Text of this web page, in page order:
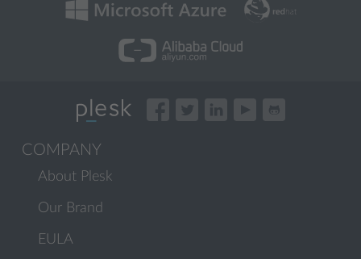
COMPANY
About Plesk
Our Brand
EULA